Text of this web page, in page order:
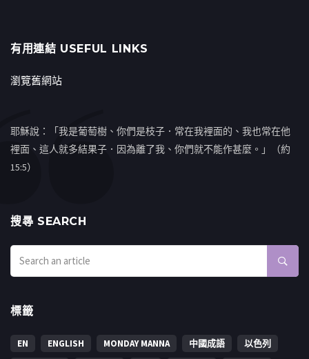
有用連結 USEFUL LINKS
瀏覽舊網站
耶穌說：「我是葡萄樹、你們是枝子．常在我裡面的、我也常在他
裡面、這人就多結果子．因為離了我、你們就不能作甚麼。」（約
15:5）
搜㝷 SEARCH
標籤
EN ENGLISH MONDAY MANNA 中國成語
以色列